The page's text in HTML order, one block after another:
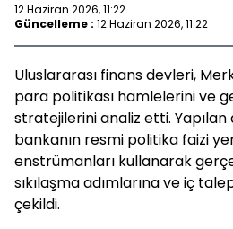
12 Haziran 2026, 11:22
Güncelleme : 12 Haziran 2026, 11:22
Uluslararası finans devleri,
para politikası hamlelerini ve
stratejilerini analiz etti.
bankanın resmi politika faizi
enstrümanları kullanarak
sıkılaşma adımlarına ve iç
çekildi.